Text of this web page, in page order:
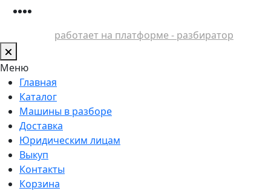
работает на платформе - разбиратор
Меню
Главная
Каталог
Машины в разборе
Доставка
Юридическим лицам
Выкуп
Контакты
Корзина